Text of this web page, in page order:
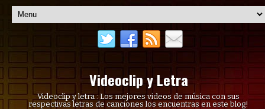
Videoclip y Letra
Videoclip y letra : Los mejores videos de música con sus
respectivas letras de canciones los encuentras en este blog!